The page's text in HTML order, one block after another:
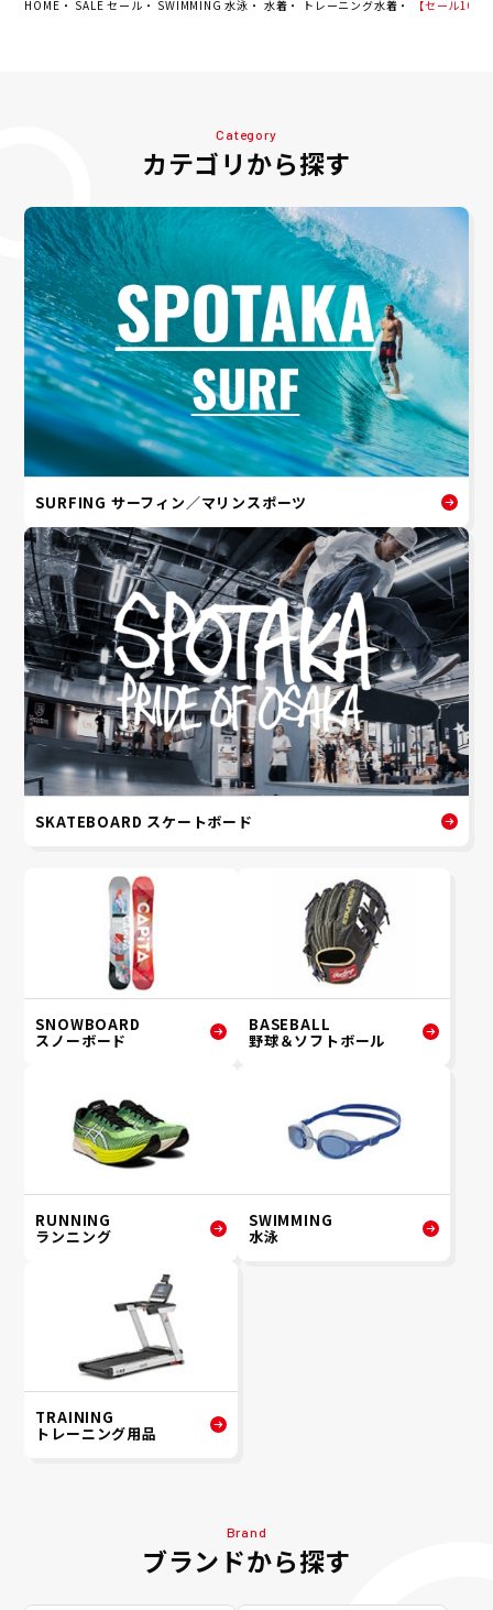
HOME SALE セール SWIMMING 水泳 水着 トレーニング水着 【セール
Category
カテゴリから探す
SURFING サーフィン／マリンスポーツ
SKATEBOARD スケートボード
SNOWBOARD
スノーボード
BASEBALL
野球＆ソフトボール
RUNNING
ランニング
SWIMMING
水泳
TRAINING
トレーニング用品
Brand
ブランドから探す